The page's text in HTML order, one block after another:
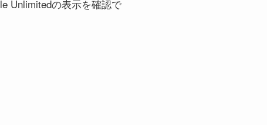
Unlimitedの表示を確認で